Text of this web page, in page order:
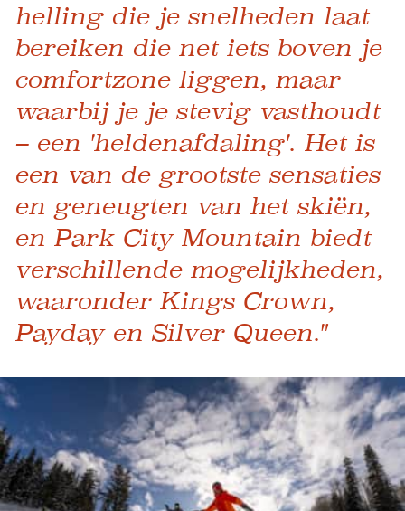
helling die je snelheden laat
bereiken die net iets boven je
comfortzone liggen, maar
waarbij je je stevig vasthoudt
– een 'heldenafdaling'. Het is
een van de grootste sensaties
en geneugten van het skiën,
en Park City Mountain biedt
verschillende mogelijkheden,
waaronder Kings Crown,
Payday en Silver Queen."